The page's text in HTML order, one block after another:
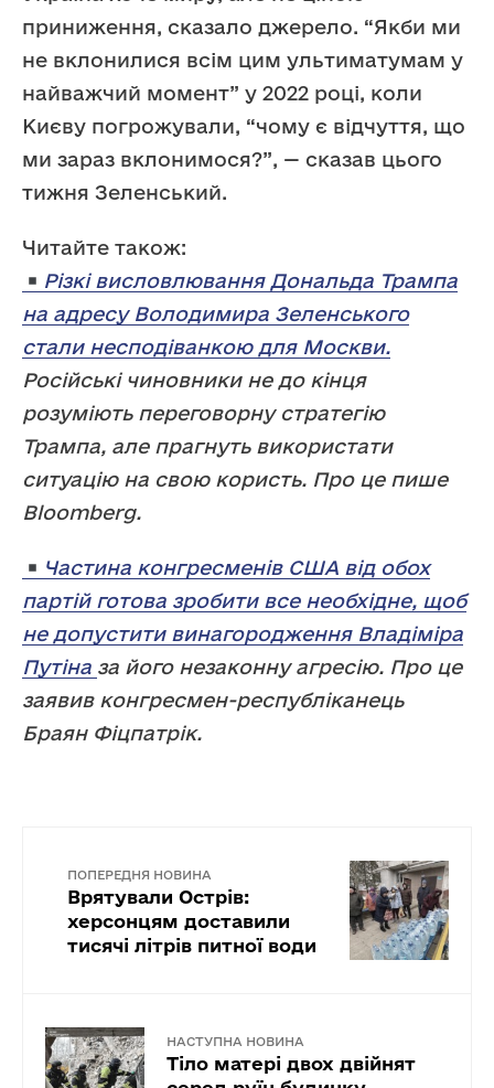
приниження, сказало джерело. “Якби ми
не вклонилися всім цим ультиматумам у
найважчий момент” у 2022 році, коли
Києву погрожували, “чому є відчуття, що
ми зараз вклонимося?”, — сказав цього
тижня Зеленський.
Читайте також:
Різкі висловлювання Дональда Трампа
на адресу Володимира Зеленського
стали несподіванкою для Москви.
Російські чиновники не до кінця
розуміють переговорну стратегію
Трампа, але прагнуть використати
ситуацію на свою користь. Про це пише
Bloomberg.
Частина конгресменів США від обох
партій готова зробити все необхідне, щоб
не допустити винагородження Владіміра
Путіна за його незаконну агресію. Про це
заявив конгресмен-республіканець
Браян Фіцпатрік.
ПОПЕРЕДНЯ НОВИНА
Врятували Острів:
херсонцям доставили
тисячі літрів питної води
НАСТУПНА НОВИНА
Тіло матері двох двійнят